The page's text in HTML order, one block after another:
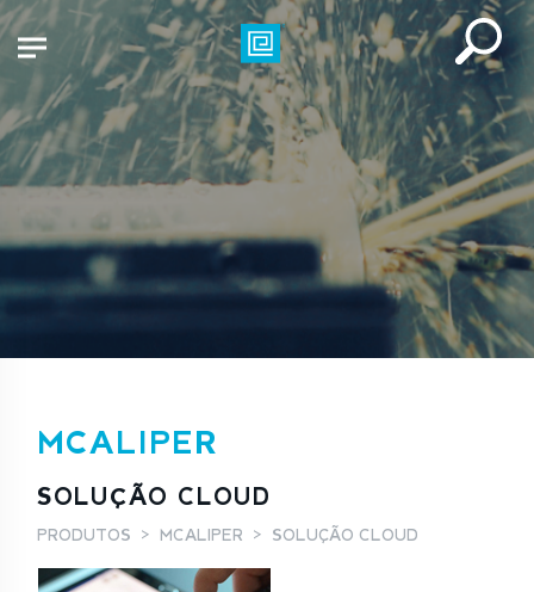
MCALIPER
SOLUÇÃO CLOUD
PRODUTOS MCALIPER SOLUÇÃO CLOUD